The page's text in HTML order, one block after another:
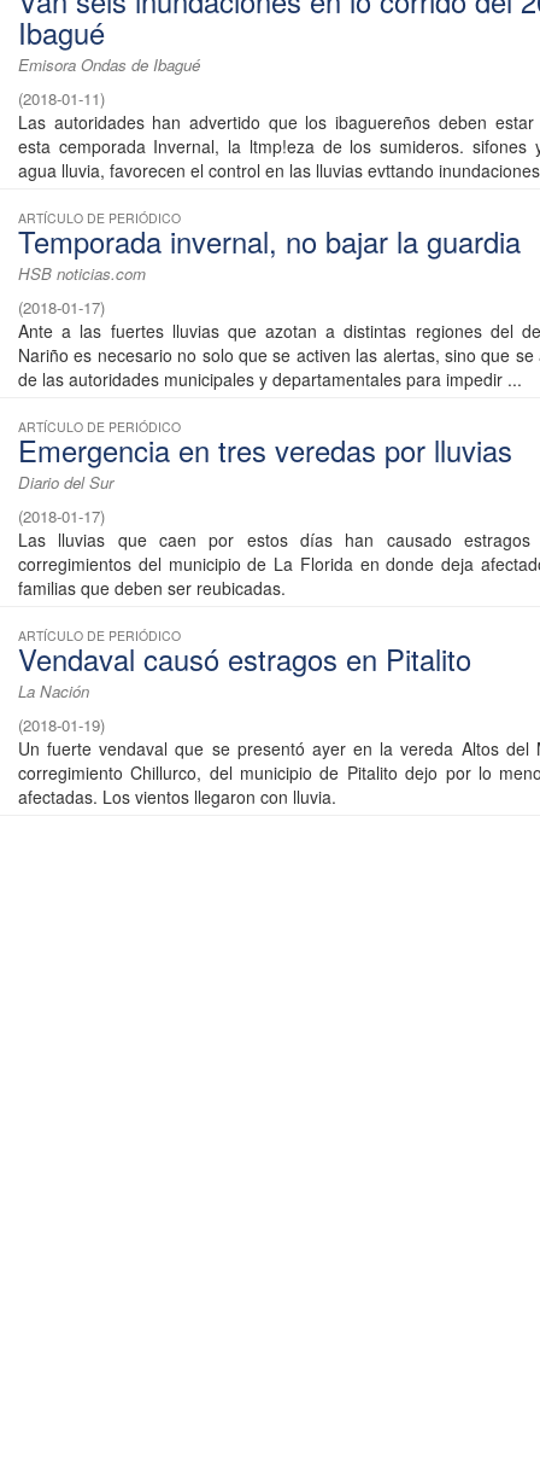
Ibagué
Emisora Ondas de Ibagué
(2018-01-11)
Las autoridades han advertido que los ibaguereños deben
esta cemporada Invernal, la ltmp!eza de los sumideros. sifones
agua lluvia, favorecen el control en las lluvias evttando
ARTÍCULO DE PERIÓDICO
Temporada invernal, no bajar la guardia
HSB noticias.com
(2018-01-17)
Ante a las fuertes lluvias que azotan a distintas regiones del
Nariño es necesario no solo que se activen las alertas, sino que
de las autoridades municipales y departamentales para impedir ...
ARTÍCULO DE PERIÓDICO
Emergencia en tres veredas por lluvias
Diario del Sur
(2018-01-17)
Las lluvias que caen por estos días han causado
corregimientos del municipio de La Florida en donde deja
familias que deben ser reubicadas.
ARTÍCULO DE PERIÓDICO
Vendaval causó estragos en Pitalito
La Nación
(2018-01-19)
Un fuerte vendaval que se presentó ayer en la vereda Altos del
corregimiento Chillurco, del municipio de Pitalito dejo por lo
afectadas. Los vientos llegaron con lluvia.